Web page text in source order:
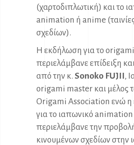
(χαρτοδιπλωτική) και το
animation ή anime
σχεδίων).
Η εκδήλωση για το origami
περιελάμβανε επίδειξη
από την κ. Sonoko FUJII,
origami master και μέλος
Origami Association ενώ
για το ιαπωνικό animation
περιελάμβανε την
κινουμένων σχεδίων στην